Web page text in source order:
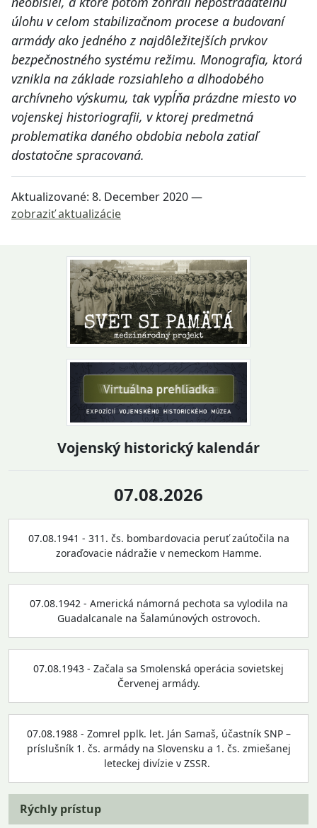
úlohu v celom stabilizačnom procese a budovaní
armády ako jedného z najdôležitejších prvkov
bezpečnostného systému režimu. Monografia, ktorá
vznikla na základe rozsiahleho a dlhodobého
archívneho výskumu, tak vypĺňa prázdne miesto vo
vojenskej historiografii, v ktorej predmetná
problematika daného obdobia nebola zatiaľ
dostatočne spracovaná.
Aktualizované: 8. December 2020—
zobraziť aktualizácie
Vojenský historický kalendár
07.08.2026
07.08.1941 - 311. čs. bombardovacia peruť zaútočila na
zoraďovacie nádražie v nemeckom Hamme.
07.08.1942 - Americká námorná pechota sa vylodila na
Guadalcanale na Šalamúnových ostrovoch.
07.08.1943 - Začala sa Smolenská operácia sovietskej
Červenej armády.
07.08.1988 - Zomrel pplk. let. Ján Samaš, účastník SNP –
príslušník 1. čs. armády na Slovensku a 1. čs. zmiešanej
leteckej divízie v ZSSR.
Rýchly prístup